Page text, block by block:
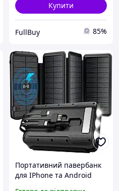
Купити
FullBuy 85%
Портативний павербанк
для IPhone та Android